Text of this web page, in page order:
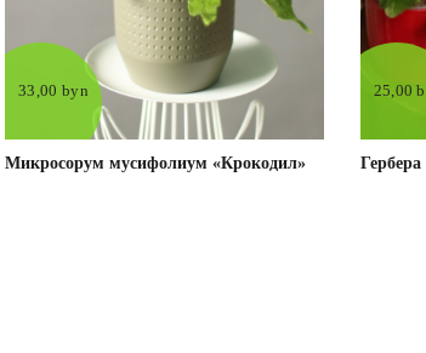
33,00 byn
Микросорум мусифолиум «Крокодил»
25,00
Гербера